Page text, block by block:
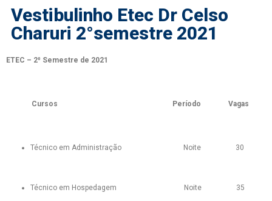
Vestibulinho Etec Dr Celso
Charuri 2°semestre 2021
ETEC – 2⁰ Semestre de 2021
Cursos Período Vagas
Técnico em Administração Noite 30
Técnico em Hospedagem Noite 35